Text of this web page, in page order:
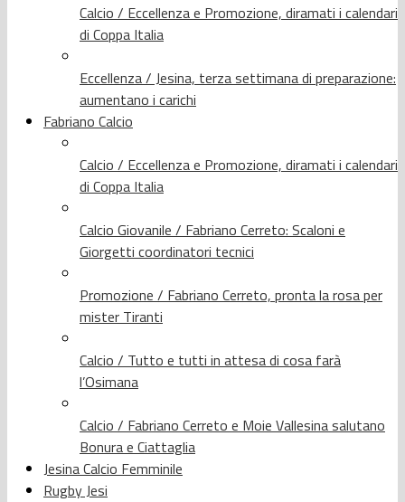
Calcio / Eccellenza e Promozione, diramati i calendari
di Coppa Italia
Eccellenza / Jesina, terza settimana di preparazione:
aumentano i carichi
Fabriano Calcio
Calcio / Eccellenza e Promozione, diramati i calendari
di Coppa Italia
Calcio Giovanile / Fabriano Cerreto: Scaloni e
Giorgetti coordinatori tecnici
Promozione / Fabriano Cerreto, pronta la rosa per
mister Tiranti
Calcio / Tutto e tutti in attesa di cosa farà
l’Osimana
Calcio / Fabriano Cerreto e Moie Vallesina salutano
Bonura e Ciattaglia
Jesina Calcio Femminile
Rugby Jesi